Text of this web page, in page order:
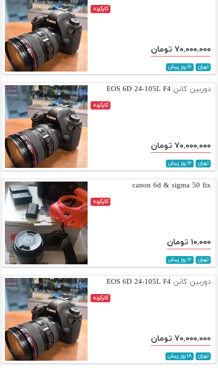
کارکرده
۷۰,۰۰۰,۰۰۰ تومان
تهران ۱۶ روز پیش
دوربین کانن EOS 6D 24-105L F4
کارکرده
۷۰,۰۰۰,۰۰۰ تومان
تهران ۱۶ روز پیش
canon 6d & sigma 50 fix
کارکرده
۱۰,۰۰۰ تومان
تهران ۱۶ روز پیش
دوربین کانن EOS 6D 24-105L F4
کارکرده
۷۰,۰۰۰,۰۰۰ تومان
تهران ۱۸ روز پیش